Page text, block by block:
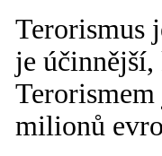
Terorismus
je
milionů